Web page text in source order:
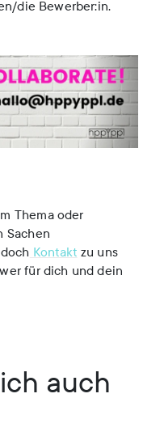
die Bewerber:in.
Thema oder
Sachen
Kontakt zu uns
für dich und dein
auch